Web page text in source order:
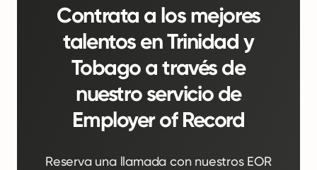
Contrata a los mejores
talentos en Trinidad y
Tobago a través de
nuestro servicio de
Employer of Record
Reserva una llamada con nuestros EOR